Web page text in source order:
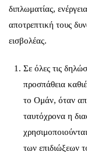
διπλωματίας,
αποτρεπτική τους
εισβολέας.
Σε όλες τις
προσπάθεια
το Ομάν, όταν
ταυτόχρονα η
των επιδιώξεων